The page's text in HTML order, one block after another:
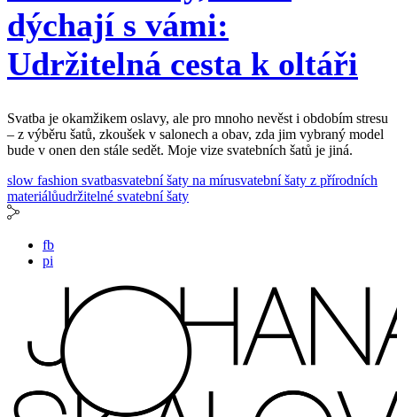
dýchají s vámi:
Udržitelná cesta k oltáři
Svatba je okamžikem oslavy, ale pro mnoho nevěst i obdobím stresu
– z výběru šatů, zkoušek v salonech a obav, zda jim vybraný model
bude v onen den stále sedět. Moje vize svatebních šatů je jiná.
slow fashion svatbasvatební šaty na mírusvatební šaty z přírodních
materiálůudržitelné svatební šaty
fb
pi